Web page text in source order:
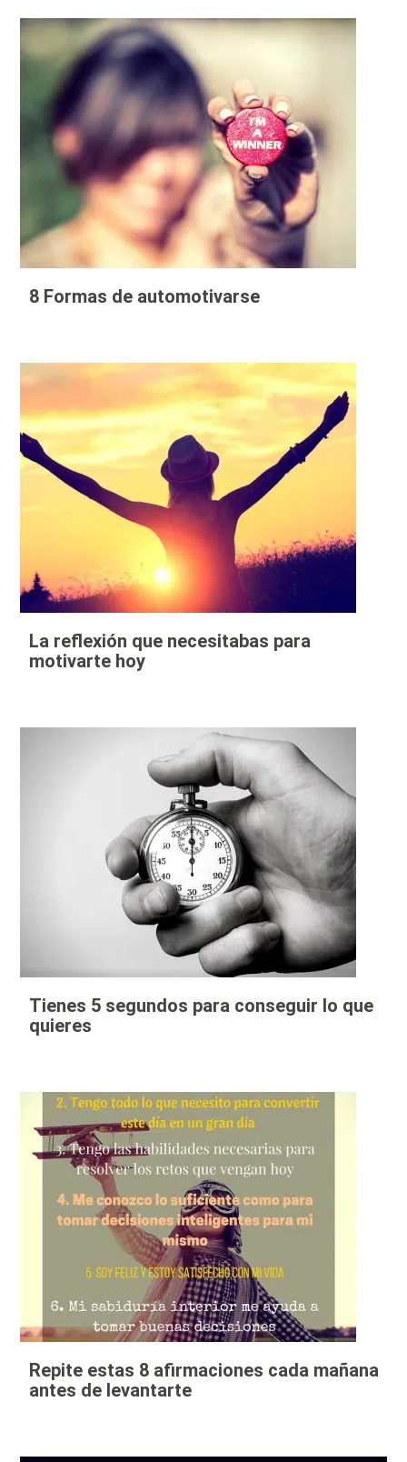
8 Formas de automotivarse
La reflexión que necesitabas para
motivarte hoy
Tienes 5 segundos para conseguir lo que
quieres
Repite estas 8 afirmaciones cada mañana
antes de levantarte